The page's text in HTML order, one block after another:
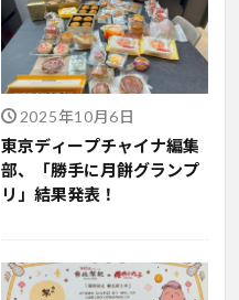
2025年10月6日
東京ディープチャイナ編集
部、「勝手に月餅グランプ
リ」結果発表！